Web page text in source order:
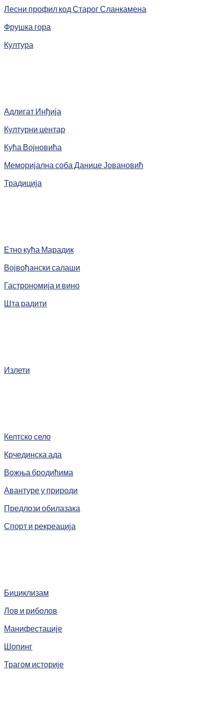
Лесни профил код Старог Сланкамена
Фрушка гора
Култура
Адлигат Инђија
Културни центар
Кућа Војновића
Меморијална соба Данице Јовановић
Традиција
Етно кућа Марадик
Војвођански салаши
Гастрономија и вино
Шта радити
Излети
Келтско село
Крчединска ада
Вожња бродићима
Авантуре у природи
Предлози обилазака
Спорт и рекреација
Бициклизам
Лов и риболов
Манифестације
Шопинг
Трагом историје